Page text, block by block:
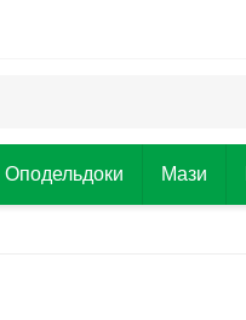
Оподельдоки Мази